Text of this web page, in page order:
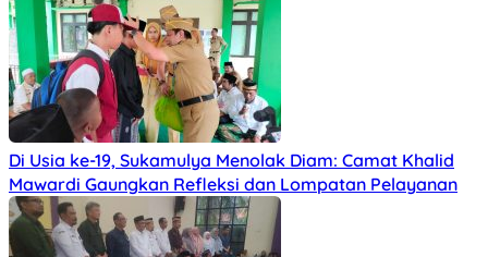
Di Usia ke-19, Sukamulya Menolak Diam: Camat Khalid
Mawardi Gaungkan Refleksi dan Lompatan Pelayanan